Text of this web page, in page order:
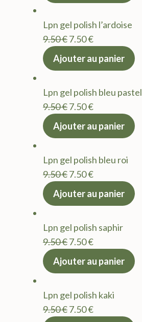
9.50 €.7.50 €.
Lpn gel polish l’ardoise
9.50€Le
prix
9.50 €.
7.50€Le
actuel
7.50 €.
Ajouter au panier
Lpn gel polish bleu pastel
9.50€Le
prix
9.50 €.
7.50€Le
actuel
7.50 €.
Ajouter au panier
Lpn gel polish bleu roi
9.50€Le
prix
9.50 €.
7.50€Le
actuel
7.50 €.
Ajouter au panier
Lpn gel polish saphir
9.50€Le
prix
9.50 €.
7.50€Le
actuel
7.50 €.
Ajouter au panier
Lpn gel polish kaki
9.50€Le
7.50€Le